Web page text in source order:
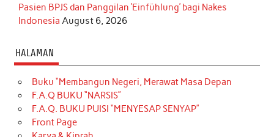
Pasien BPJS dan Panggilan ‘Einfühlung’ bagi Nakes
Indonesia August 6, 2026
HALAMAN
Buku “Membangun Negeri, Merawat Masa Depan
F.A.Q BUKU “NARSIS”
F.A.Q. BUKU PUISI “MENYESAP SENYAP”
Front Page